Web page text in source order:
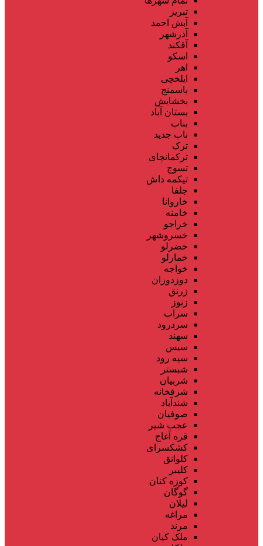
تبریز
آبش احمد
آذرشهر
آقکند
اسکو
اهر
ایلخچی
باسمنج
بخشایش
بستان آباد
بناب
ناب جدید
ترک
ترکمانچای
تسوج
تیکمه داش
جلفا
خاروانا
خامنه
خراجو
خسروشهر
خضرلو
خمارلو
خواجه
دوزدوزان
زرنق
زنوز
سراب
سردرود
سهند
سیس
سیه رود
شبستر
شربیان
شرفخانه
شندآباد
صوفیان
عجب شیر
قره آغاج
کشکسرای
کلوانق
کلیبر
کوزه کنان
گوگان
لیلان
مراغه
مرند
ملک کیان